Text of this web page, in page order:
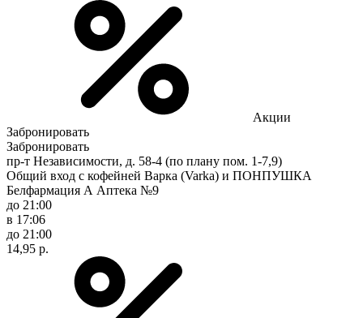
Акции
Забронировать
Забронировать
пр-т Независимости, д. 58-4 (по плану пом. 1-7,9)
Общий вход с кофейней Варка (Varka) и ПОНПУШКА
Белфармация А Аптека №9
до 21:00
в 17:06
до 21:00
14,95 р.